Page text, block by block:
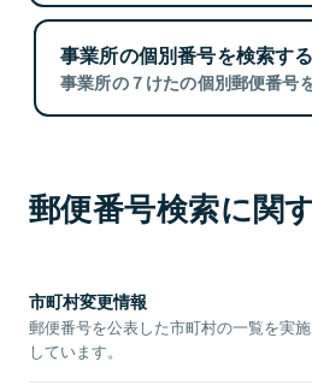
事業所の個別番号を検索する
事業所の７けたの個別郵便番号
郵便番号検索に関
市町村変更情報
郵便番号を公表した市町村の一覧を実
しています。